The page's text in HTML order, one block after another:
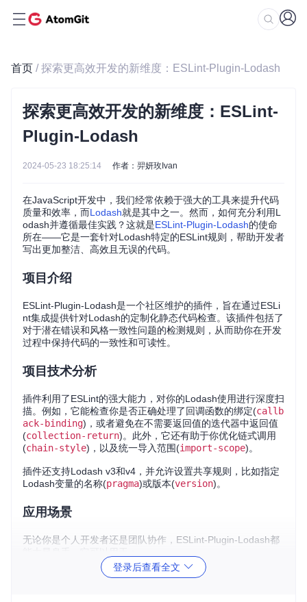
首页 / 探索更高效开发的新维度：ESLint-Plugin-Lodash
探索更高效开发的新维度：ESLint-
Plugin-Lodash
2024-05-23 18:25:14 作者：羿妍玫Ivan
在JavaScript开发中，我们经常依赖于强大的工具来提升代码
质量和效率，而Lodash就是其中之一。然而，如何充分利用L
odash并遵循最佳实践？这就是ESLint-Plugin-Lodash的使命
所在——它是一套针对Lodash特定的ESLint规则，帮助开发者
写出更加整洁、高效且无误的代码。
项目介绍
ESLint-Plugin-Lodash是一个社区维护的插件，旨在通过ESLi
nt集成提供针对Lodash的定制化静态代码检查。该插件包括了
对于潜在错误和风格一致性问题的检测规则，从而助你在开发
过程中保持代码的一致性和可读性。
项目技术分析
插件利用了ESLint的强大能力，对你的Lodash使用进行深度扫
描。例如，它能检查你是否正确处理了回调函数的绑定(callb
ack-binding)，或者避免在不需要返回值的迭代器中返回值
(collection-return)。此外，它还有助于你优化链式调用
(chain-style)，以及统一导入范围(import-scope)。
插件还支持Lodash v3和v4，并允许设置共享规则，比如指定
Lodash变量的名称(pragma)或版本(version)。
应用场景
无论你是个人开发者还是团队协作，ESLint-Plugin-Lodash都
自动化错误检测：自动发现可能的编程错误，如未使用的
登录后查看全文